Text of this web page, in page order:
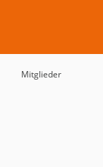
Mitglieder